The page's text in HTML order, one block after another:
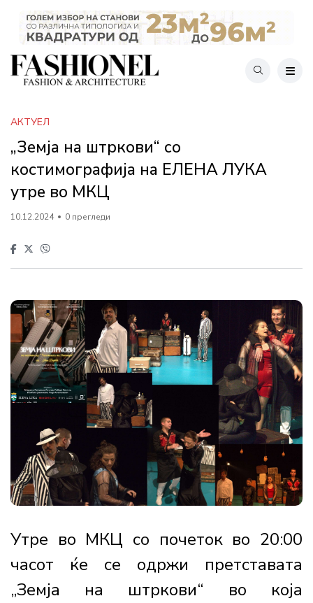
АКТУЕЛ
„Земја на штркови“ со
костимографија на ЕЛЕНА ЛУКА
утре во МКЦ
10.12.2024 0 прегледи
Утре во МКЦ со почеток во 20:00
часот ќе се одржи претставата
„Земја на штркови“ во која